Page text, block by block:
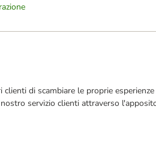
di scambiare le proprie
servizio clienti attraverso